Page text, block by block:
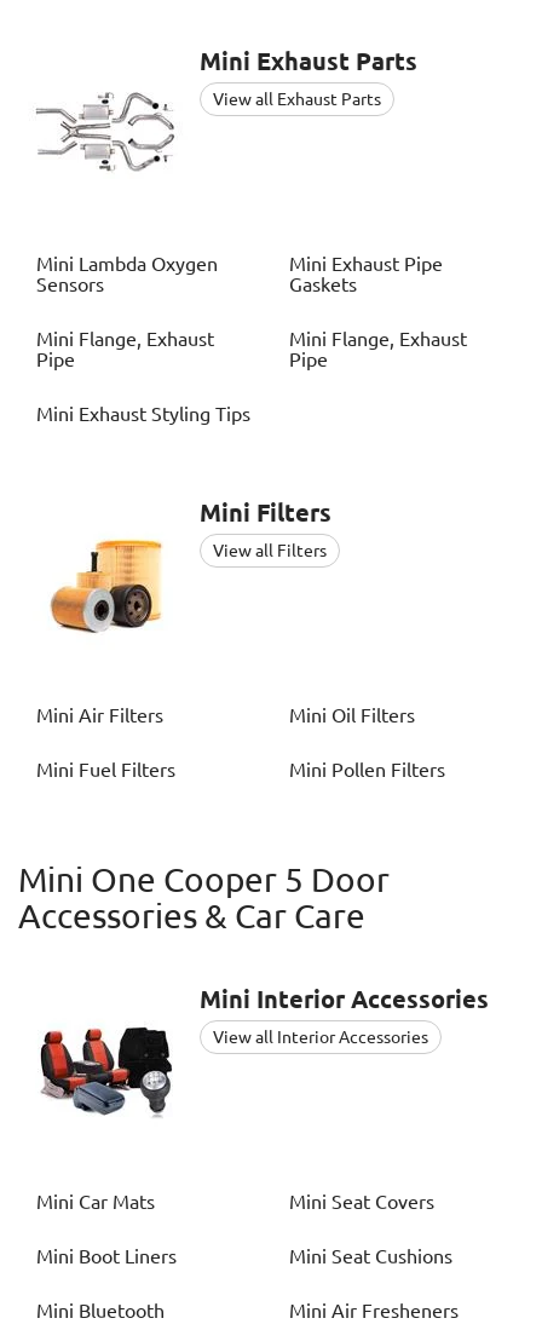
Mini Exhaust Parts
View all Exhaust Parts
Mini Lambda Oxygen
Sensors
Mini Exhaust Pipe
Gaskets
Mini Flange, Exhaust
Pipe
Mini Flange, Exhaust
Pipe
Mini Exhaust Styling Tips
Mini Filters
View all Filters
Mini Air Filters Mini Oil Filters
Mini Fuel Filters Mini Pollen Filters
Mini One Cooper 5 Door
Accessories & Car Care
Mini Interior Accessories
View all Interior Accessories
Mini Car Mats Mini Seat Covers
Mini Boot Liners Mini Seat Cushions
Mini Bluetooth Mini Air Fresheners